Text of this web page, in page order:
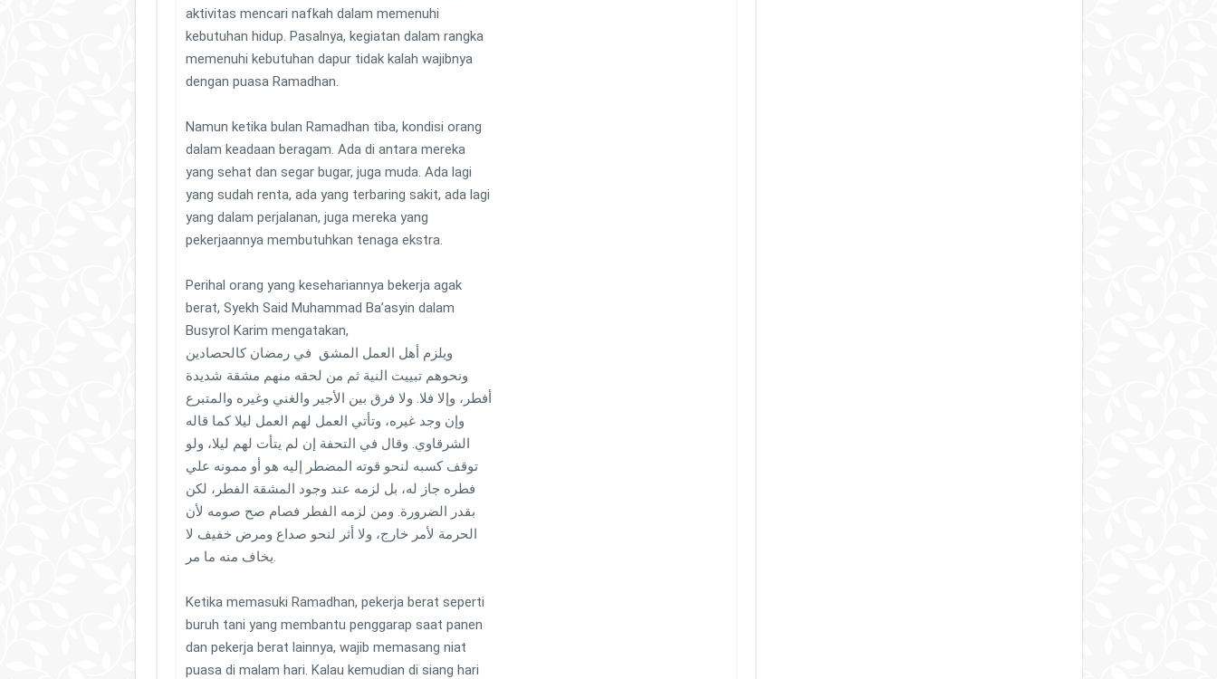
aktivitas mencari nafkah dalam memenuhi
kebutuhan hidup. Pasalnya, kegiatan dalam rangka
memenuhi kebutuhan dapur tidak kalah wajibnya
dengan puasa Ramadhan.
Namun ketika bulan Ramadhan tiba, kondisi orang
dalam keadaan beragam. Ada di antara mereka
yang sehat dan segar bugar, juga muda. Ada lagi
yang sudah renta, ada yang terbaring sakit, ada lagi
yang dalam perjalanan, juga mereka yang
pekerjaannya membutuhkan tenaga ekstra.
Perihal orang yang kesehariannya bekerja agak
berat, Syekh Said Muhammad Ba’asyin dalam
Busyrol Karim mengatakan,
ويلزم أهل العمل المشق في رمضان كالحصادين
ونحوهم تبييت النية ثم من لحقه منهم مشقة شديدة
أفطر، وإلا فلا. ولا فرق بين الأجير والغني وغيره والمتبرع
وإن وجد غيره، وتأتي العمل لهم العمل ليلا كما قاله
الشرقاوي. وقال في التحفة إن لم يتأت لهم ليلا، ولو
توقف كسبه لنحو قوته المضطر إليه هو أو ممونه علي
فطره جاز له، بل لزمه عند وجود المشقة الفطر، لكن
بقدر الضرورة. ومن لزمه الفطر فصام صح صومه لأن
الحرمة لأمر خارج، ولا أثر لنحو صداع ومرض خفيف لا
يخاف منه ما مر.
Ketika memasuki Ramadhan, pekerja berat seperti
buruh tani yang membantu penggarap saat panen
dan pekerja berat lainnya, wajib memasang niat
puasa di malam hari. Kalau kemudian di siang hari